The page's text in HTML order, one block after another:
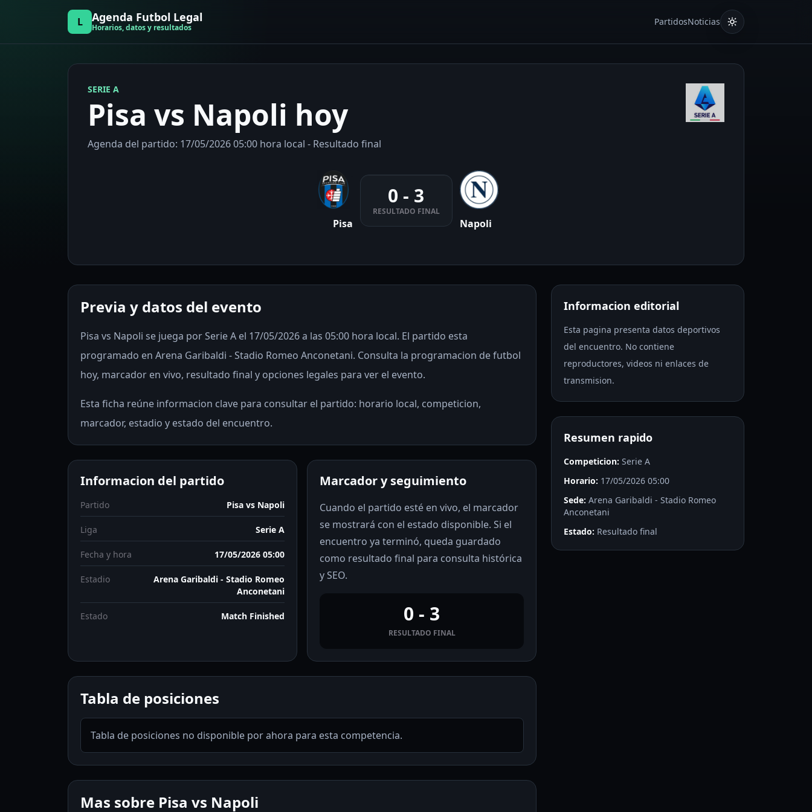
L Agenda Futbol Legal
Horarios, datos y resultados
PartidosNoticias
SERIE A
Pisa vs Napoli hoy
Agenda del partido: 17/05/2026 05:00 hora local - Resultado final
Pisa
0 - 3
RESULTADO FINAL
Napoli
Previa y datos del evento
Pisa vs Napoli se juega por Serie A el 17/05/2026 a las 05:00 hora local. El partido esta
programado en Arena Garibaldi - Stadio Romeo Anconetani. Consulta la programacion de futbol
hoy, marcador en vivo, resultado final y opciones legales para ver el evento.
Esta ficha reúne informacion clave para consultar el partido: horario local, competicion,
marcador, estadio y estado del encuentro.
Informacion del partido
Partido Pisa vs Napoli
Liga Serie A
Fecha y hora 17/05/2026 05:00
Estadio
Arena Garibaldi - Stadio Romeo
Anconetani
Estado Match Finished
Marcador y seguimiento
Cuando el partido esté en vivo, el marcador
se mostrará con el estado disponible. Si el
encuentro ya terminó, queda guardado
como resultado final para consulta histórica
y SEO.
0 - 3
RESULTADO FINAL
Tabla de posiciones
Tabla de posiciones no disponible por ahora para esta competencia.
Mas sobre Pisa vs Napoli
Informacion editorial
Esta pagina presenta datos deportivos
del encuentro. No contiene
reproductores, videos ni enlaces de
transmision.
Resumen rapido
Competicion: Serie A
Horario: 17/05/2026 05:00
Sede: Arena Garibaldi - Stadio Romeo
Anconetani
Estado: Resultado final